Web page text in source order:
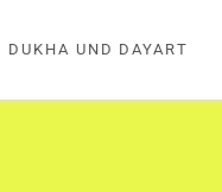
DUKHA UND DAYART